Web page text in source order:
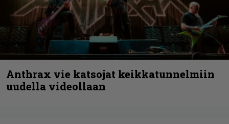
Anthrax vie katsojat keikkatunnelmiin
uudella videollaan